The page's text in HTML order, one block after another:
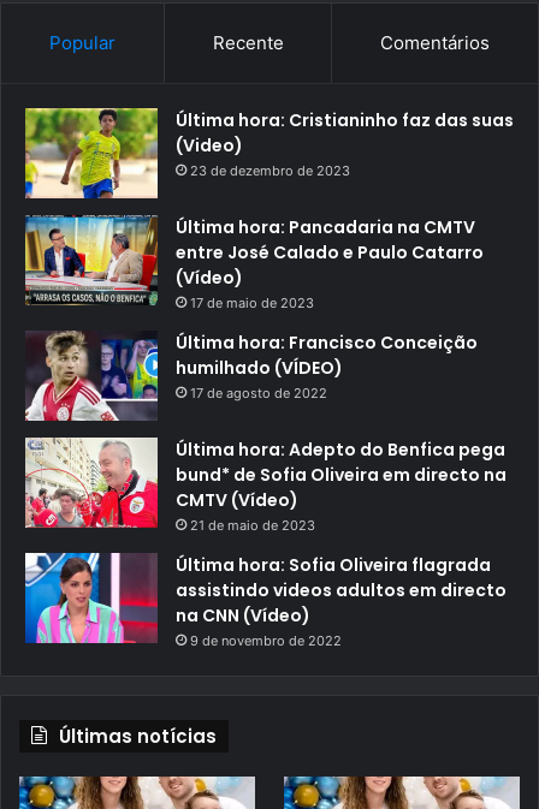
Popular Recente Comentários
Última hora: Cristianinho faz das suas
(Video)
23 de dezembro de 2023
Última hora: Pancadaria na CMTV
entre José Calado e Paulo Catarro
(Vídeo)
17 de maio de 2023
Última hora: Francisco Conceição
humilhado (VÍDEO)
17 de agosto de 2022
Última hora: Adepto do Benfica pega
bund* de Sofia Oliveira em directo na
CMTV (Vídeo)
21 de maio de 2023
Última hora: Sofia Oliveira flagrada
assistindo videos adultos em directo
na CNN (Vídeo)
9 de novembro de 2022
Últimas notícias